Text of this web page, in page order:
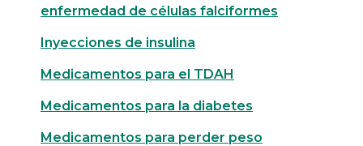
enfermedad de células falciformes
Inyecciones de insulina
Medicamentos para el TDAH
Medicamentos para la diabetes
Medicamentos para perder peso